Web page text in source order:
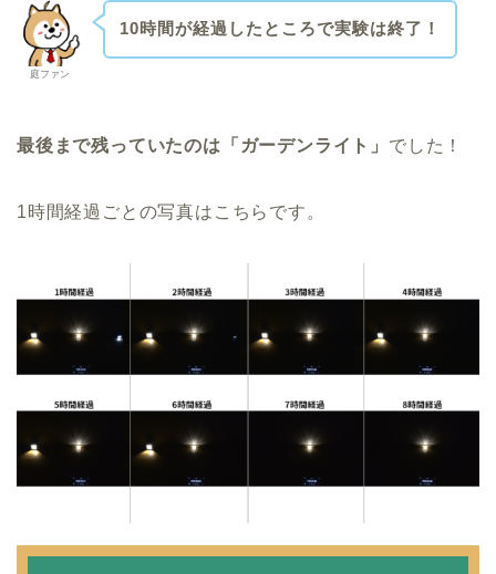
庭ファン
10時間が経過したところで実験は終了！
最後まで残っていたのは「ガーデンライト」 でした！
1時間経過ごとの写真はこちらです。